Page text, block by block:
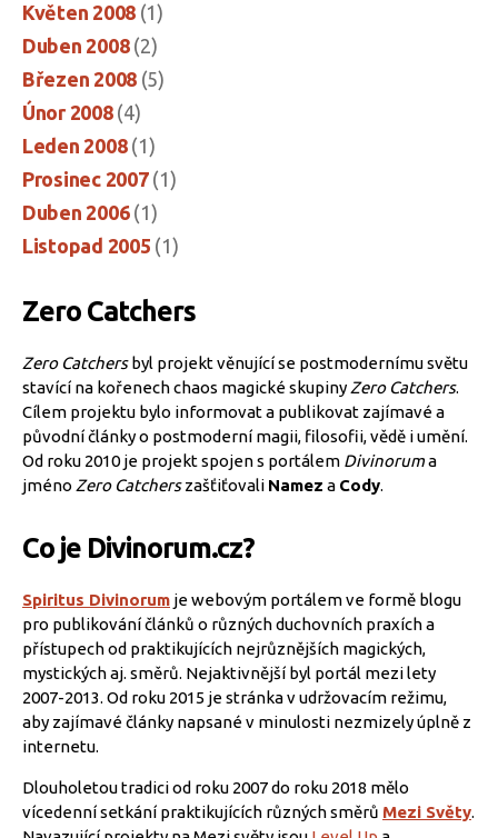
Květen 2008 (1)
Duben 2008(2)
Březen 2008 (5)
Únor 2008(4)
Leden 2008(1)
Prosinec 2007(1)
Duben 2006(1)
Listopad 2005 (1)
Zero Catchers
Zero Catchersbyl projekt věnující se postmodernímu světu
stavící na kořenech chaos magické skupiny Zero Catchers.
Cílem projektu bylo informovat a publikovat zajímavé a
původní články o postmoderní magii, filosofii, vědě i umění.
Od roku 2010 je projekt spojen s portálem Divinoruma
jméno Zero Catcherszašťiťovali Namez a Cody.
Co je Divinorum.cz?
Spiritus Divinorum je webovým portálem ve formě blogu
pro publikování článků o různých duchovních praxích a
přístupech od praktikujících nejrůznějších magických,
mystických aj. směrů. Nejaktivnější byl portál mezi lety
2007-2013. Od roku 2015 je stránka v udržovacím režimu,
aby zajímavé články napsané v minulosti nezmizely úplně z
internetu.
Dlouholetou tradici od roku 2007 do roku 2018 mělo
vícedenní setkání praktikujících různých směrů Mezi Světy.